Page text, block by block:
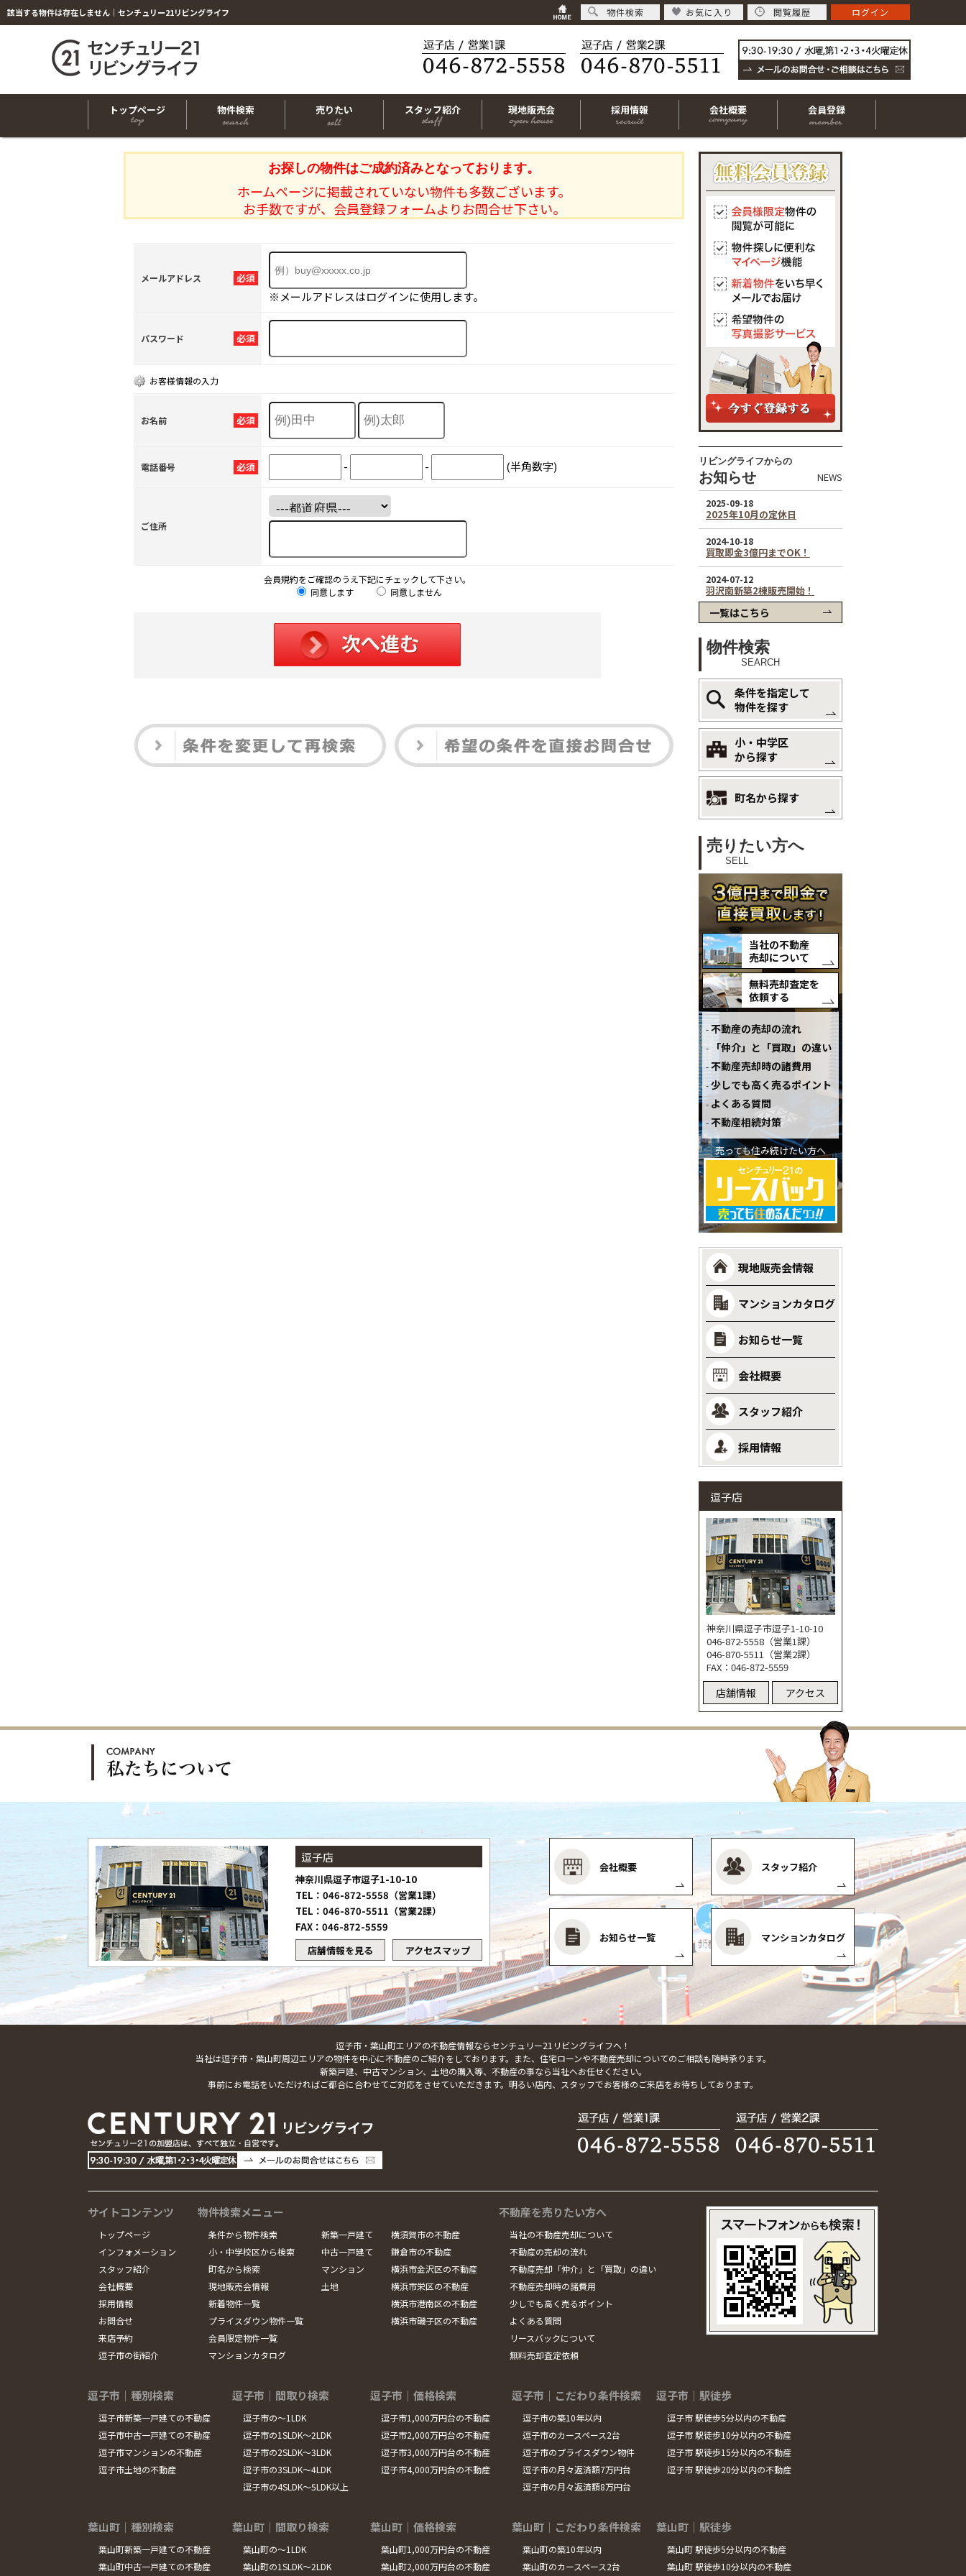
該当する物件は存在しません｜センチュリー21リビングライフ
トップページ 物件検索 売りたい スタッフ紹介 現地販売会 採用情報 会社概要 会員登録
お探しの物件はご成約済みとなっております。
ホームページに掲載されていない物件も多数ございます。
お手数ですが、会員登録フォームよりお問合せ下さい。
必須
メールアドレス
※メールアドレスはログインに使用します。
必須
パスワード
お客様情報の入力
必須
お名前
必須
電話番号 - - (半角数字)
ご住所
会員規約をご確認のうえ下記にチェックして下さい。
同意します
同意しません
リビングライフからの
お知らせ NEWS
一覧はこちら
物件検索
SEARCH
条件を指定して
物件を探す
小・中学区
から探す
町名から探す
売りたい方へ
SELL
当社の不動産
売却について
無料売却査定を
依頼する
不動産の売却の流れ
「仲介」と「買取」の違い
不動産売却時の諸費用
少しでも高く売るポイント
よくある質問
不動産相続対策
売っても住み続けたい方へ
現地販売会情報
マンションカタログ
お知らせ一覧
会社概要
スタッフ紹介
採用情報
逗子店
神奈川県逗子市逗子1-10-10
046-872-5558（営業1課）
046-870-5511（営業2課）
FAX：046-872-5559
店舗情報 アクセス
逗子店
神奈川県逗子市逗子1-10-10
TEL：046-872-5558（営業1課）
TEL：046-870-5511（営業2課）
FAX：046-872-5559
店舗情報を見る
アクセスマップ
会社概要 スタッフ紹介
お知らせ一覧 マンションカタログ
逗子市・葉山町エリアの不動産情報ならセンチュリー21リビングライフへ！
当社は逗子市・葉山町周辺エリアの物件を中心に不動産のご紹介をしております。また、住宅ローンや不動産売却についてのご相談も随時承ります。
新築戸建、中古マンション、土地の購入等、不動産の事なら当社へお任せください。
事前にお電話をいただければご都合に合わせてご対応をさせていただきます。明るい店内、スタッフでお客様のご来店をお待ちしております。
サイトコンテンツ
トップページ
インフォメーション
スタッフ紹介
会社概要
採用情報
お問合せ
来店予約
逗子市の街紹介
物件検索メニュー
条件から物件検索
小・中学校区から検索
町名から検索
現地販売会情報
新着物件一覧
プライスダウン物件一覧
会員限定物件一覧
マンションカタログ
新築一戸建て
中古一戸建て
マンション
土地
横須賀市の不動産
鎌倉市の不動産
横浜市金沢区の不動産
横浜市栄区の不動産
横浜市港南区の不動産
横浜市磯子区の不動産
不動産を売りたい方へ
当社の不動産売却について
不動産の売却の流れ
不動産売却「仲介」と「買取」の違い
不動産売却時の諸費用
少しでも高く売るポイント
よくある質問
リースバックについて
無料売却査定依頼
逗子市｜種別検索
逗子市新築一戸建ての不動産
逗子市中古一戸建ての不動産
逗子市マンションの不動産
逗子市土地の不動産
逗子市｜間取り検索
逗子市の～1LDK
逗子市の1SLDK～2LDK
逗子市の2SLDK～3LDK
逗子市の3SLDK～4LDK
逗子市の4SLDK～5LDK以上
逗子市｜価格検索
逗子市1,000万円台の不動産
逗子市2,000万円台の不動産
逗子市3,000万円台の不動産
逗子市4,000万円台の不動産
逗子市｜こだわり条件検索
逗子市の築10年以内
逗子市のカースペース2台
逗子市のプライスダウン物件
逗子市の月々返済額7万円台
逗子市の月々返済額8万円台
逗子市｜駅徒歩
逗子市 駅徒歩5分以内の不動産
逗子市 駅徒歩10分以内の不動産
逗子市 駅徒歩15分以内の不動産
逗子市 駅徒歩20分以内の不動産
葉山町｜種別検索
葉山町新築一戸建ての不動産
葉山町中古一戸建ての不動産
葉山町｜間取り検索
葉山町の～1LDK
葉山町の1SLDK～2LDK
葉山町｜価格検索
葉山町1,000万円台の不動産
葉山町2,000万円台の不動産
葉山町｜こだわり条件検索
葉山町の築10年以内
葉山町のカースペース2台
葉山町｜駅徒歩
葉山町 駅徒歩5分以内の不動産
葉山町 駅徒歩10分以内の不動産
物件検索 お気に入り 閲覧履歴 ログイン